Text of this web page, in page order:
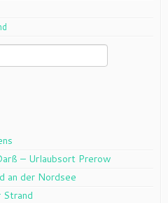
– Urlaubsort Prerow
an der Nordsee